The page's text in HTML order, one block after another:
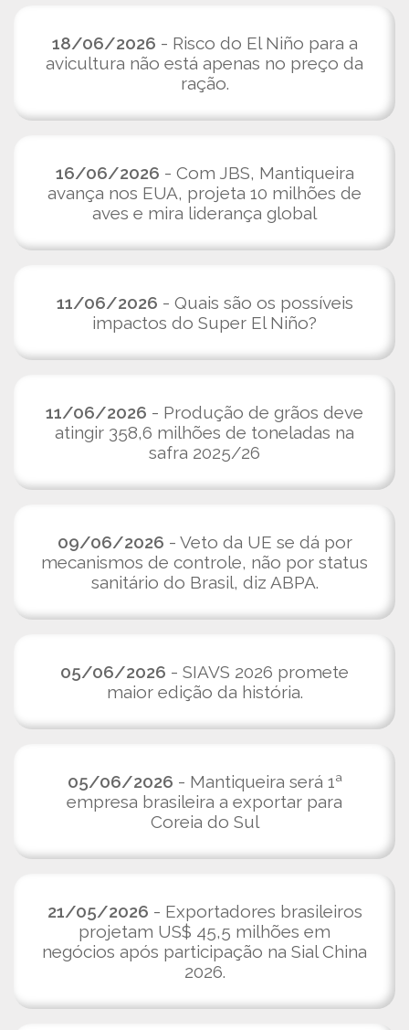
18/06/2026 - Risco do El Niño para a
avicultura não está apenas no preço da
ração.
16/06/2026 - Com JBS, Mantiqueira
avança nos EUA, projeta 10 milhões de
aves e mira liderança global
11/06/2026 - Quais são os possíveis
impactos do Super El Niño?
11/06/2026 - Produção de grãos deve
atingir 358,6 milhões de toneladas na
safra 2025/26
09/06/2026 - Veto da UE se dá por
mecanismos de controle, não por status
sanitário do Brasil, diz ABPA.
05/06/2026 - SIAVS 2026 promete
maior edição da história.
05/06/2026 - Mantiqueira será 1ª
empresa brasileira a exportar para
Coreia do Sul
21/05/2026 - Exportadores brasileiros
projetam US$ 45,5 milhões em
negócios após participação na Sial China
2026.